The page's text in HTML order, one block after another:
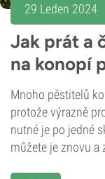
29 Leden 2024
Jak prát a
na konopí
Mnoho pěstitelů
protože výrazně
nutné je po jedné
můžete je znovu a